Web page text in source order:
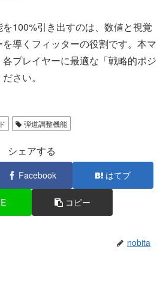
100%引き出すのは、数値と視覚
導くフィッターの役割です。本マ
プレイヤーに最適な「戦略的ポジ
さい。
弾道調整機能
シェアする
Facebook はてブ
コピー
nobita